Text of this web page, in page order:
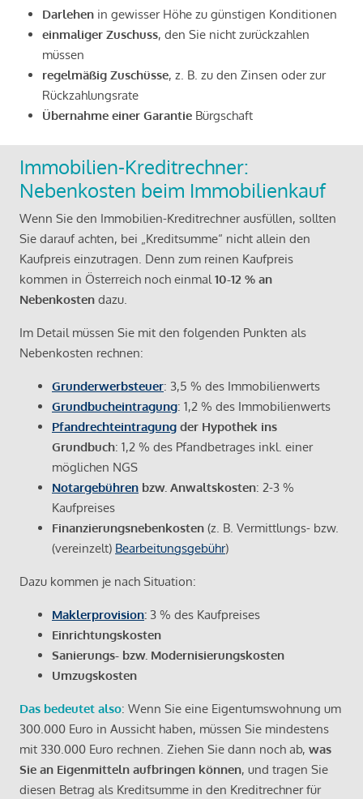
Darlehen in gewisser Höhe zu günstigen Konditionen
einmaliger Zuschuss, den Sie nicht zurückzahlen
müssen
regelmäßig Zuschüsse, z. B. zu den Zinsen oder zur
Rückzahlungsrate
Übernahme einer Garantie Bürgschaft
Immobilien-Kreditrechner:
Nebenkosten beim Immobilienkauf
Wenn Sie den Immobilien-Kreditrechner ausfüllen, sollten
Sie darauf achten, bei „Kreditsumme“ nicht allein den
Kaufpreis einzutragen. Denn zum reinen Kaufpreis
kommen in Österreich noch einmal10-12 % an
Nebenkosten dazu.
Im Detail müssen Sie mit den folgenden Punkten als
Nebenkosten rechnen:
Grunderwerbsteuer: 3,5 % des Immobilienwerts
Grundbucheintragung: 1,2 % des Immobilienwerts
Pfandrechteintragung der Hypothek ins
Grundbuch: 1,2 % des Pfandbetrages inkl. einer
möglichen NGS
Notargebühren bzw. Anwaltskosten: 2-3 %
Kaufpreises
Finanzierungsnebenkosten (z. B. Vermittlungs- bzw.
(vereinzelt) Bearbeitungsgebühr)
Dazu kommen je nach Situation:
Maklerprovision: 3 % des Kaufpreises
Einrichtungskosten
Sanierungs- bzw. Modernisierungskosten
Umzugskosten
Das bedeutet also: Wenn Sie eine Eigentumswohnung um
300.000 Euro in Aussicht haben, müssen Sie mindestens
mit 330.000 Euro rechnen. Ziehen Sie dann noch ab, was
Sie an Eigenmitteln aufbringen können, und tragen Sie
diesen Betrag als Kreditsumme in den Kreditrechner für